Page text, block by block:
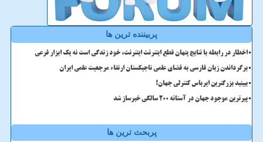
پربیننده ترین ها
اخطار در رابطه با نتایج پنهان قطع اینترنت اینترنت، خود زندگی است نه یک ابزار فرعی
برگرداندن زبان فارسی به فضای علمی تاجیکستان ارتقاء مرجعیت علمی ایران
ببینید بزرگترین ایرباس کنترلی جهان!
پیرترین موجود جهان در آستانه ۲۰۰ سالگی خبرساز شد
پربحث ترین ها